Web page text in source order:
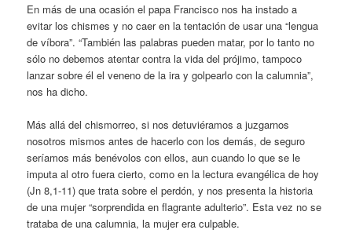
En más de una ocasión el papa Francisco nos ha instado a
evitar los chismes y no caer en la tentación de usar una “lengua
de víbora”. “También las palabras pueden matar, por lo tanto no
sólo no debemos atentar contra la vida del prójimo, tampoco
lanzar sobre él el veneno de la ira y golpearlo con la calumnia”,
nos ha dicho.
Más allá del chismorreo, si nos detuviéramos a juzgarnos
nosotros mismos antes de hacerlo con los demás, de seguro
seríamos más benévolos con ellos, aun cuando lo que se le
imputa al otro fuera cierto, como en la lectura evangélica de hoy
(Jn 8,1-11) que trata sobre el perdón, y nos presenta la historia
de una mujer “sorprendida en flagrante adulterio”. Esta vez no se
trataba de una calumnia, la mujer era culpable.